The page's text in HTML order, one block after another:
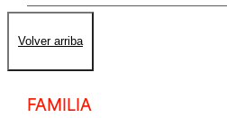
Volver arriba
FAMILIA